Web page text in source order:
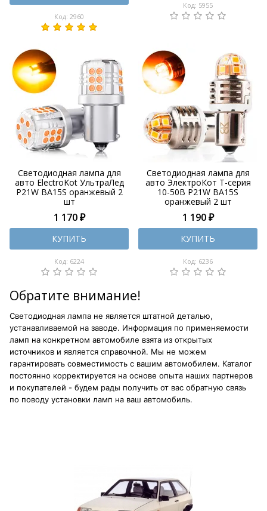
Код: 2960
Код: 5955
Светодиодная лампа для
авто ElectroKot УльтраЛед
P21W BA15S оранжевый 2
шт
1 170 ₽
КУПИТЬ
Код: 6224
Светодиодная лампа для
авто ЭлектроКот Т-серия
10-50В P21W BA15S
оранжевый 2 шт
1 190 ₽
КУПИТЬ
Код: 6236
Обратите внимание!
Светодиодная лампа не является штатной деталью,
устанавливаемой на заводе. Информация по применяемости
ламп на конкретном автомобиле взята из открытых
источников и является справочной. Мы не можем
гарантировать совместимость с вашим автомобилем. Каталог
постоянно корректируется на основе опыта наших партнеров
и покупателей - будем рады получить от вас обратную связь
по поводу установки ламп на ваш автомобиль.